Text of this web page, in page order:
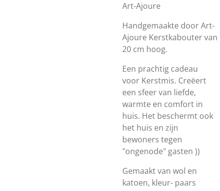
Art-Ajoure
Handgemaakte door Art-
Ajoure Kerstkaboutervan
20 cm hoog.
Een prachtig cadeau
voor Kerstmis. Creëert
een sfeer van liefde,
warmte en comfort in
huis. Het beschermt ook
het huis en zijn
bewoners tegen
"ongenode" gasten ))
Gemaakt van wol en
katoen, kleur- paars